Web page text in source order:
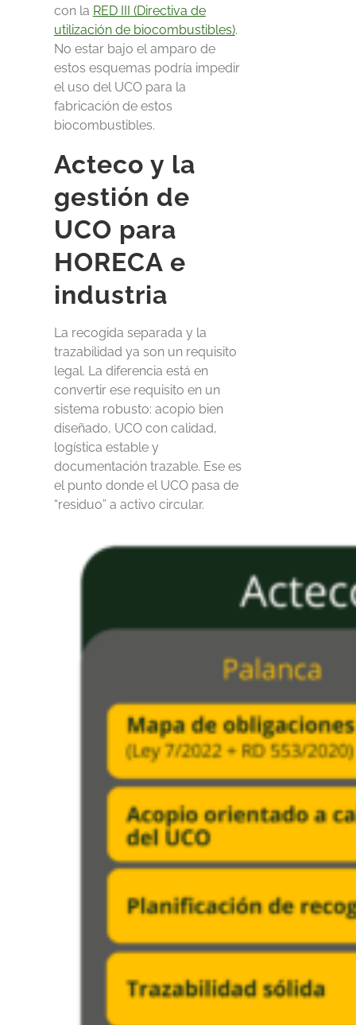
con la RED III (Directiva de
utilización de biocombustibles).
No estar bajo el amparo de
estos esquemas podría impedir
el uso del UCO para la
fabricación de estos
biocombustibles.
Acteco y la
gestión de
UCO para
HORECA e
industria
La recogida separada y la
trazabilidad ya son un requisito
legal. La diferencia está en
convertir ese requisito en un
sistema robusto: acopio bien
diseñado, UCO con calidad,
logística estable y
documentación trazable. Ese es
el punto donde el UCO pasa de
“residuo” a activo circular.